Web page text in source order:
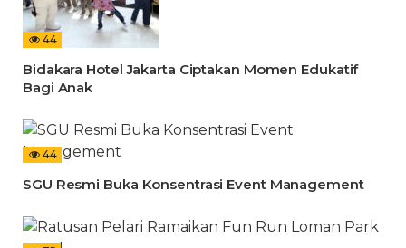
44
Bidakara Hotel Jakarta Ciptakan Momen Edukatif
Bagi Anak
44
SGU Resmi Buka Konsentrasi Event Management